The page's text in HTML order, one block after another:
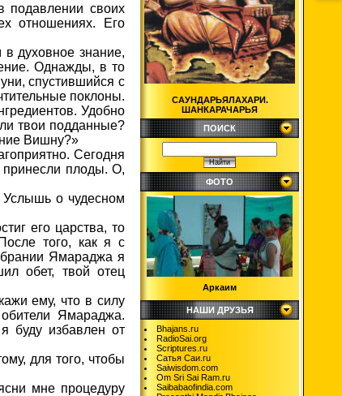
своих
отношениях. Его
духовное знание,
Однажды, в то
спустившийся с
поклоны.
Удобно
твои подданные?
Вишну?»
Сегодня
принесли плоды. О,
о чудесном
его царства, то
того, как я с
Ямараджа я
обет, твой отец
ему, что в силу
Ямараджа.
буду избавлен от
для того, чтобы
мне процедуру
САУНДАРЬЯЛАХАРИ.
ШАНКАРАЧАРЬЯ
ПОИСК
ФОТО
Аркаим
НАШИ ДРУЗЬЯ
Bhajans.ru
RadioSai.org
Scriptures.ru
Сатья Саи.ru
Saiwisdom.com
Om Sri Sai Ram.ru
Saibabaofindia.com